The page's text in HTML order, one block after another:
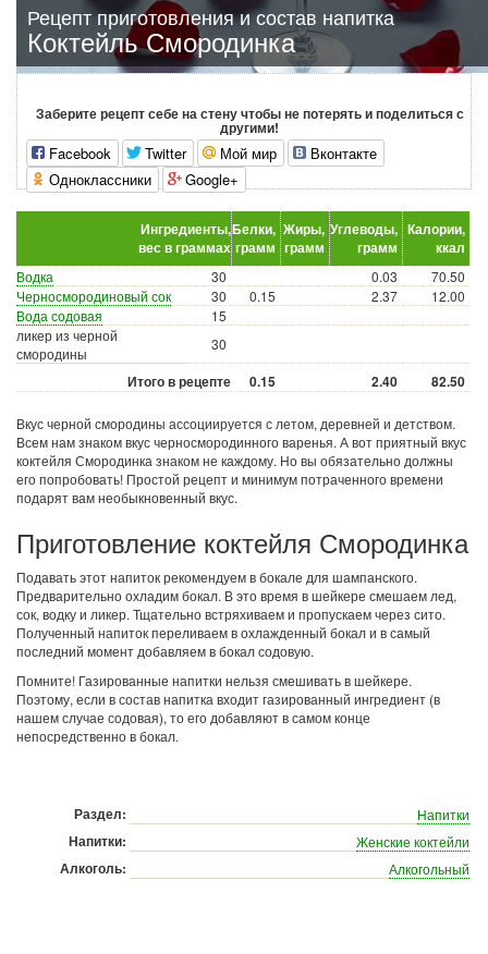
Рецепт приготовления и состав напитка
Коктейль Смородинка
Заберите рецепт себе на стену чтобы не потерять и поделиться с
другими!
Facebook Twitter Мой мир
Вконтакте
Одноклассники
Google+
Ингредиенты,
вес в граммах
Белки,
грамм
Жиры,
грамм
Углеводы,
грамм
Калории,
ккал
Водка 30 0.03
70.50
Черносмородиновый сок
30 0.15 2.37
12.00
Вода содовая
15
ликер из черной
смородины
30
Итого в рецепте 0.15 2.40 82.50
Вкус черной смородины ассоциируется с летом, деревней и детством.
Всем нам знаком вкус черносмородинного варенья. А вот приятный вкус
коктейля Смородинка знаком не каждому. Но вы обязательно должны
его попробовать! Простой рецепт и минимум потраченного времени
подарят вам необыкновенный вкус.
Приготовление коктейля Смородинка
Подавать этот напиток рекомендуем в бокале для шампанского.
Предварительно охладим бокал. В это время в шейкере смешаем лед,
сок, водку и ликер. Тщательно встряхиваем и пропускаем через сито.
Полученный напиток переливаем в охлажденный бокал и в самый
последний момент добавляем в бокал содовую.
Помните! Газированные напитки нельзя смешивать в шейкере.
Поэтому, если в состав напитка входит газированный ингредиент (в
нашем случае содовая), то его добавляют в самом конце
непосредственно в бокал.
Раздел: Напитки
Напитки: Женские коктейли
Алкоголь: Алкогольный